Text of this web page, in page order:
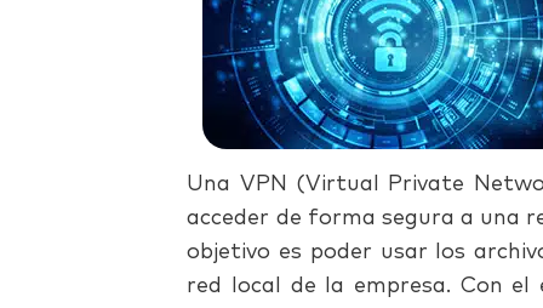
Una VPN (Virtual Private
acceder de forma segura a una
objetivo es poder usar los
red local de la empresa. Con